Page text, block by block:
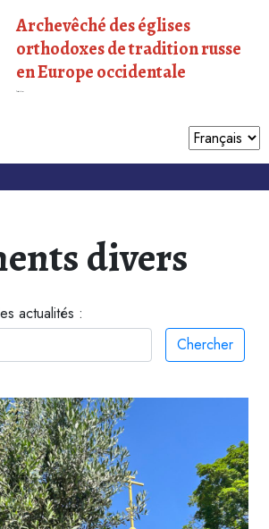
Archevêché des églises
orthodoxes de tradition russe
en Europe occidentale
divers
actualités :
Chercher